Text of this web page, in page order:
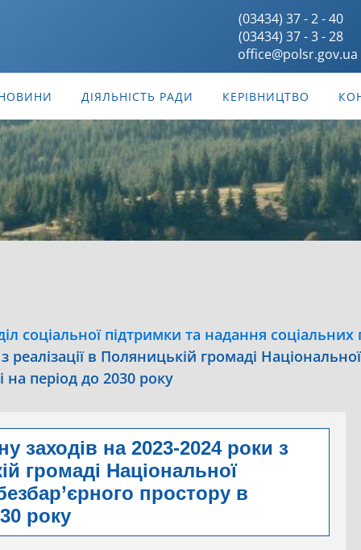
(03434) 37 - 2 - 40
(03434) 37 - 3 - 28
office@polsr.gov.ua
ДІЯЛЬНІСТЬ РАДИ КЕРІВНИЦТВО
соціальної підтримки та надання соціальних
в Поляницькій громаді Національної
на період до 2030 року
заходів на 2023-2024 роки з
громаді Національної
простору в
року